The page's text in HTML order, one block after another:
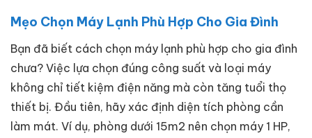
Mẹo Chọn Máy Lạnh Phù Hợp Cho Gia Đình
Bạn đã biết cách chọn máy lạnh phù hợp cho gia đình
chưa? Việc lựa chọn đúng công suất và loại máy
không chỉ tiết kiệm điện năng mà còn tăng tuổi thọ
thiết bị. Đầu tiên, hãy xác định diện tích phòng cần
làm mát. Ví dụ, phòng dưới 15m2 nên chọn máy 1 HP,